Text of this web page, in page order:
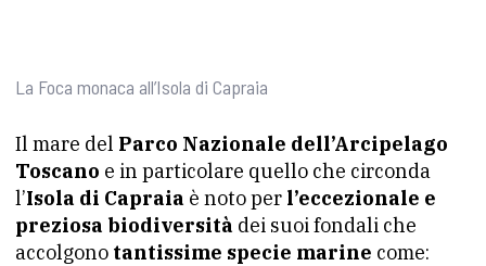
La Foca monaca all’Isola di Capraia
Il mare del Parco Nazionale dell’Arcipelago
Toscano e in particolare quello che circonda
l’Isola di Capraia è noto per l’eccezionale e
preziosa biodiversità dei suoi fondali che
accolgono tantissime specie marine come: